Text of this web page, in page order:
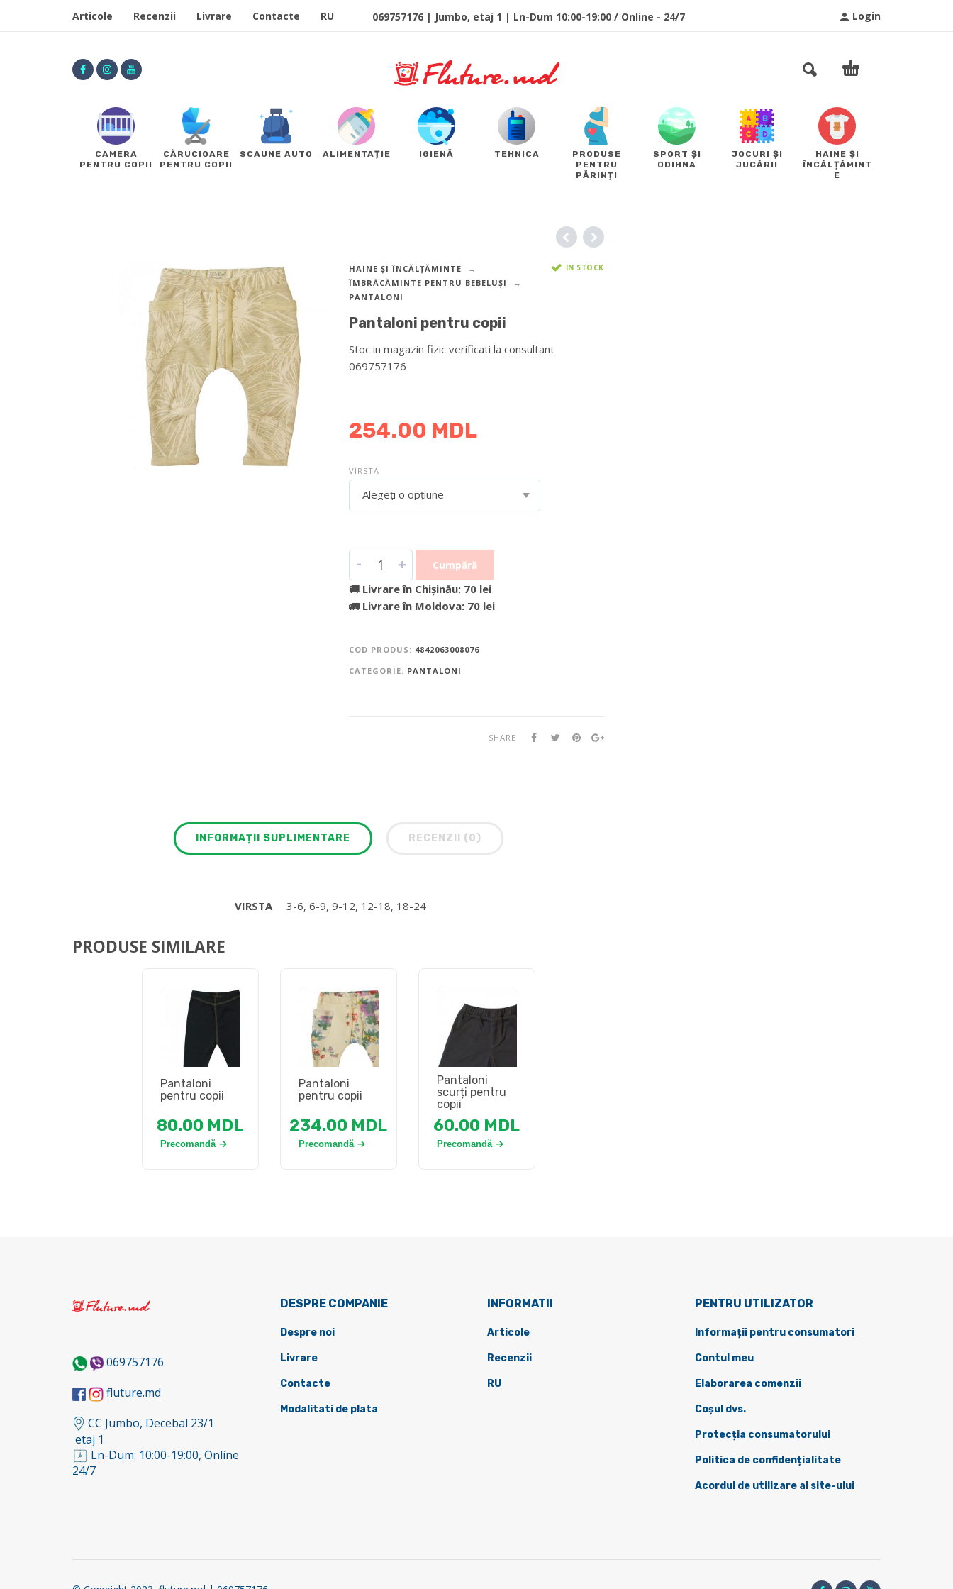
Login
Articole Recenzii Livrare Contacte RU 069757176 | Jumbo, etaj 1 | Ln-Dum 10:00-19:00 / Online - 24/7
CAMERA
PENTRU COPII
CĂRUCIOARE
PENTRU COPII
SCAUNE AUTO ALIMENTAȚIE IGIENĂ TEHNICA
PRODUSE
PENTRU
PĂRINȚI
SPORT ȘI
ODIHNA
JOCURI ȘI
JUCĂRII
HAINE ȘI
ÎNCĂLȚĂMINT
E
HAINE ȘI ÎNCĂLȚĂMINTE
ÎMBRĂCĂMINTE PENTRU BEBELUȘI
PANTALONI
IN STOCK
Pantaloni pentru copii
Stoc in magazin fizic verificati la consultant
069757176
254.00 MDL
VIRSTA
Alegeți o opțiune
- + Cumpără
🚚 Livrare în Chișinău: 70 lei
🚛 Livrare în Moldova: 70 lei
COD PRODUS: 4842063008076
CATEGORIE: PANTALONI
SHARE
INFORMAȚII SUPLIMENTARE RECENZII (0)
VIRSTA 3-6, 6-9, 9-12, 12-18, 18-24
PRODUSE SIMILARE
Pantaloni
pentru copii
80.00 MDL
Precomandă
Pantaloni
pentru copii
234.00 MDL
Precomandă
Pantaloni
scurți pentru
copii
60.00 MDL
Precomandă
069757176
fluture.md
CC Jumbo, Decebal 23/1
etaj 1
Ln-Dum: 10:00-19:00, Online
24/7
DESPRE COMPANIE
Despre noi
Livrare
Contacte
Modalitati de plata
INFORMATII
Articole
Recenzii
RU
PENTRU UTILIZATOR
Informații pentru consumatori
Contul meu
Elaborarea comenzii
Coșul dvs.
Protecția consumatorului
Politica de confidențialitate
Acordul de utilizare al site-ului